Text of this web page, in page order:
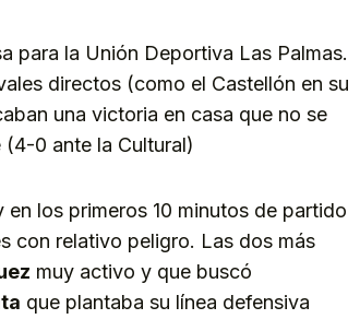
para la Unión Deportiva Las Palmas.
directos (como el Castellón en su
una victoria en casa que no se
0 ante la Cultural)
en los primeros 10 minutos de partido
con relativo peligro. Las dos más
muy activo y que buscó
que plantaba su línea defensiva